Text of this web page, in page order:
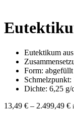
Eutektikum
Form:
Schmelzpunkt:
Dichte: 6,25 g/
13,49 € – 2.499,49 €